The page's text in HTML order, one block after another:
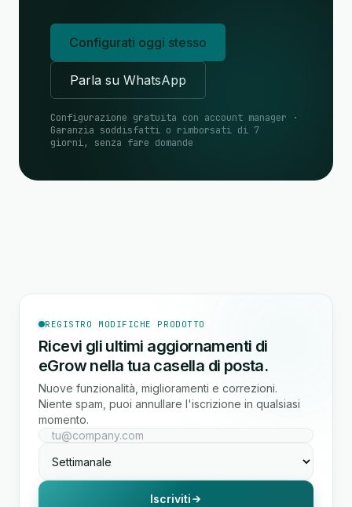
Configurati oggi stesso
Parla su WhatsApp
Configurazione gratuita con account manager ·
Garanzia soddisfatti o rimborsati di 7
giorni, senza fare domande
REGISTRO MODIFICHE PRODOTTO
Ricevi gli ultimi aggiornamenti di
eGrow nella tua casella di posta.
Nuove funzionalità, miglioramenti e correzioni.
Niente spam, puoi annullare l'iscrizione in qualsiasi
momento.
Iscriviti